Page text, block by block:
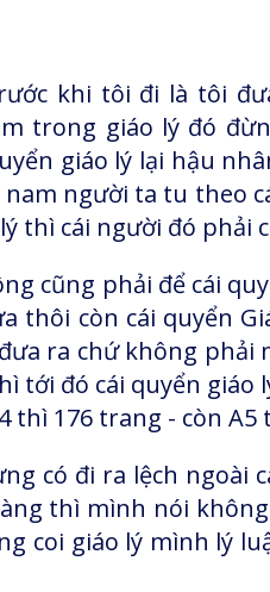
khi tôi đi là tôi
trong giáo lý đó
giáo lý lại hậu
người ta tu theo
thì cái người đó phải
cũng phải để cái
còn cái quyển
ra chứ không phải
tới đó cái quyển giáo
thì 176 trang - còn
có đi ra lệch ngoài
thì mình nói
coi giáo lý mình lý